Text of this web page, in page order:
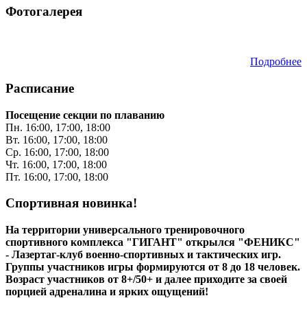
Фотогалерея
Подробнее
Расписание
Посещение секции по плаванию
Пн. 16:00, 17:00, 18:00
Вт. 16:00, 17:00, 18:00
Ср. 16:00, 17:00, 18:00
Чт. 16:00, 17:00, 18:00
Пт. 16:00, 17:00, 18:00
Спортивная новинка!
На территории универсального тренировочного
спортивного комплекса "ГИГАНТ" открылся "ФЕНИКС"
- Лазертаг-клуб военно-спортивных и тактических игр.
Группы участников игры формируются от 8 до 18 человек.
Возраст участников от 8+/50+ и далее приходите за своей
порцией адреналина и ярких ощущений!